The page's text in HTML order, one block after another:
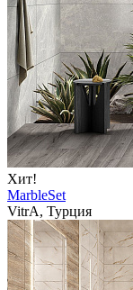
Хит!
MarbleSet
VitrA, Турция